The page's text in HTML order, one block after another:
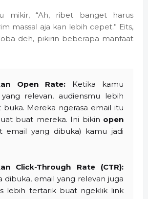
mikir, “Ah, ribet banget harus
massal aja kan lebih cepet.” Eits,
deh, pikirin beberapa manfaat
Open Rate: Ketika kamu
relevan, audiensmu lebih
Mereka ngerasa email itu
buat mereka. Ini bikin open
email yang dibuka) kamu jadi
Click-Through Rate (CTR):
dibuka, email yang relevan juga
lebih tertarik buat ngeklik link